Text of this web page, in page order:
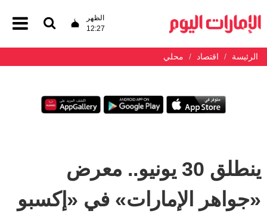
الظهر
12:27
الرئيسة اقتصاد محلي
ينطلق 30 يونيو.. معرض
«جواهر الإمارات» في «إكسبو